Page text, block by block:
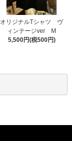
オリジナルTシャツ ヴ
ィンテージver M
5,500円(税500円)